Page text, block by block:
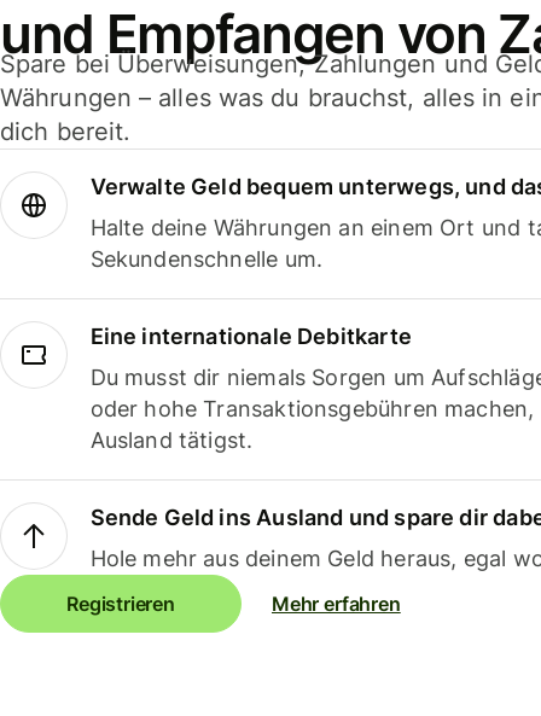
und Empfangen von
Spare bei Überweisungen, Zahlungen und
Währungen – alles was du brauchst, alles in
dich bereit.
Verwalte Geld bequem unterwegs, und
Halte deine Währungen an einem Ort und
Sekundenschnelle um.
Eine internationale Debitkarte
Du musst dir niemals Sorgen um
oder hohe Transaktionsgebühren
Ausland tätigst.
Sende Geld ins Ausland und spare dir
Hole mehr aus deinem Geld heraus, egal
Registrieren Mehr erfahren